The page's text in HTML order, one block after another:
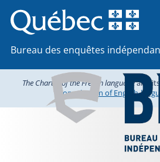
Bureau des enquêtes
The Charter of the French languageand
consultation of English-